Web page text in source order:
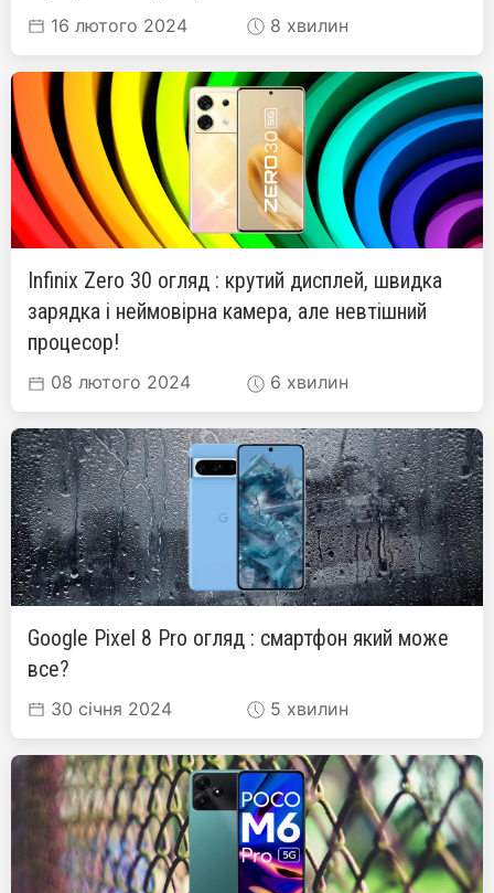
16 лютого 2024 8 хвилин
Infinix Zero 30 огляд : крутий дисплей, швидка
зарядка і неймовірна камера, але невтішний
процесор!
08 лютого 2024 6 хвилин
Google Pixel 8 Pro огляд : смартфон який може
все?
30 січня 2024 5 хвилин